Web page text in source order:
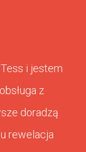
i jestem
z
doradzą
rewelacja